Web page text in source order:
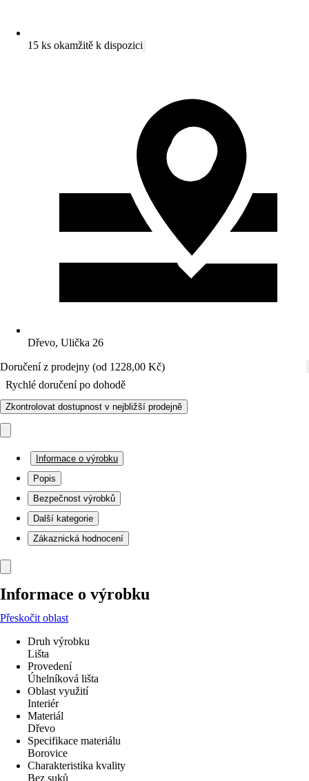
15 ks okamžitě k dispozici
Dřevo, Ulička 26
Doručení z prodejny (od 1228,00 Kč)
Rychlé doručení po dohodě
Zkontrolovat dostupnost v nejbližší prodejně
Informace o výrobku
Popis
Bezpečnost výrobků
Další kategorie
Zákaznická hodnocení
Informace o výrobku
Přeskočit oblast
Druh výrobku
Lišta
Provedení
Úhelníková lišta
Oblast využití
Interiér
Materiál
Dřevo
Specifikace materiálu
Borovice
Charakteristika kvality
Bez suků